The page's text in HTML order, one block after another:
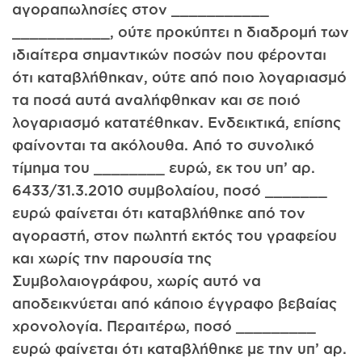
αγοραπωλησίες στον ___________
___________, ούτε προκύπτει η διαδρομή των
ιδιαίτερα σημαντικών ποσών που φέρονται
ότι καταβλήθηκαν, ούτε από ποιο λογαριασμό
τα ποσά αυτά αναλήφθηκαν και σε ποιό
λογαριασμό κατατέθηκαν. Ενδεικτικά, επίσης
φαίνονται τα ακόλουθα. Από το συνολικό
τίμημα του ________ ευρώ, εκ του υπ’ αρ.
6433/31.3.2010 συμβολαίου, ποσό _______
ευρώ φαίνεται ότι καταβλήθηκε από τον
αγοραστή, στον πωλητή εκτός του γραφείου
και χωρίς την παρουσία της
Συμβολαιογράφου, χωρίς αυτό να
αποδεικνύεται από κάποιο έγγραφο βεβαίας
χρονολογία. Περαιτέρω, ποσό _________
ευρώ φαίνεται ότι καταβλήθηκε με την υπ’ αρ.